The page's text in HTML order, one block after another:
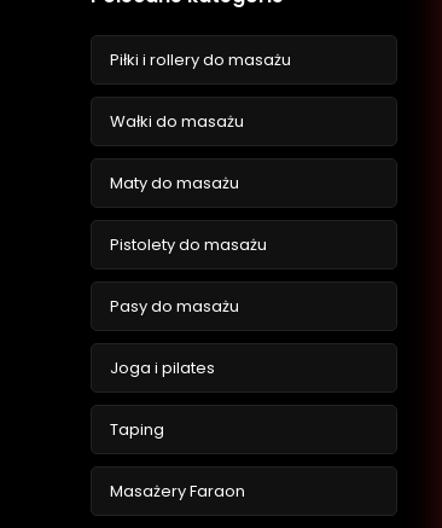
Piłki i rollery do masażu
Wałki do masażu
Maty do masażu
Pistolety do masażu
Pasy do masażu
Joga i pilates
Taping
Masażery Faraon